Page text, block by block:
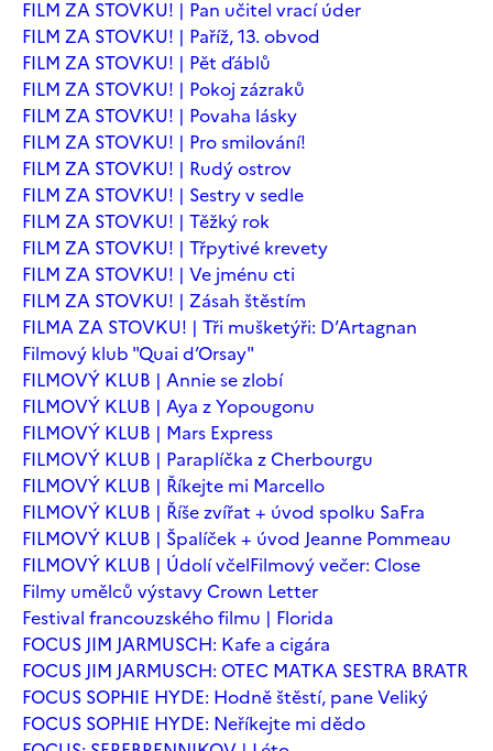
FILM ZA STOVKU! | Pan učitel vrací úder
FILM ZA STOVKU! | Paříž, 13. obvod
FILM ZA STOVKU! | Pět ďáblů
FILM ZA STOVKU! | Pokoj zázraků
FILM ZA STOVKU! | Povaha lásky
FILM ZA STOVKU! | Pro smilování!
FILM ZA STOVKU! | Rudý ostrov
FILM ZA STOVKU! | Sestry v sedle
FILM ZA STOVKU! | Těžký rok
FILM ZA STOVKU! | Třpytivé krevety
FILM ZA STOVKU! | Ve jménu cti
FILM ZA STOVKU! | Zásah štěstím
FILMA ZA STOVKU! | Tři mušketýři: D’Artagnan
Filmový klub "Quai d’Orsay"
FILMOVÝ KLUB | Annie se zlobí
FILMOVÝ KLUB | Aya z Yopougonu
FILMOVÝ KLUB | Mars Express
FILMOVÝ KLUB | Paraplíčka z Cherbourgu
FILMOVÝ KLUB | Říkejte mi Marcello
FILMOVÝ KLUB | Říše zvířat + úvod spolku SaFra
FILMOVÝ KLUB | Špalíček + úvod Jeanne Pommeau
FILMOVÝ KLUB | Údolí včelFilmový večer: Close
Filmy umělců výstavy Crown Letter
Festival francouzského filmu | Florida
FOCUS JIM JARMUSCH: Kafe a cigára
FOCUS JIM JARMUSCH: OTEC MATKA SESTRA BRATR
FOCUS SOPHIE HYDE: Hodně štěstí, pane Veliký
FOCUS SOPHIE HYDE: Neříkejte mi dědo